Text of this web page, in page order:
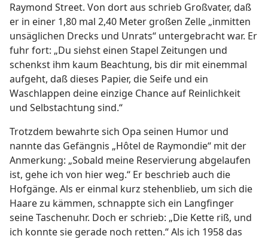
Raymond Street. Von dort aus schrieb Großvater, daß
er in einer 1,80 mal 2,40 Meter großen Zelle „inmitten
unsäglichen Drecks und Unrats“ untergebracht war. Er
fuhr fort: „Du siehst einen Stapel Zeitungen und
schenkst ihm kaum Beachtung, bis dir mit einemmal
aufgeht, daß dieses Papier, die Seife und ein
Waschlappen deine einzige Chance auf Reinlichkeit
und Selbstachtung sind.“
Trotzdem bewahrte sich Opa seinen Humor und
nannte das Gefängnis „Hôtel de Raymondie“ mit der
Anmerkung: „Sobald meine Reservierung abgelaufen
ist, gehe ich von hier weg.“ Er beschrieb auch die
Hofgänge. Als er einmal kurz stehenblieb, um sich die
Haare zu kämmen, schnappte sich ein Langfinger
seine Taschenuhr. Doch er schrieb: „Die Kette riß, und
ich konnte sie gerade noch retten.“ Als ich 1958 das